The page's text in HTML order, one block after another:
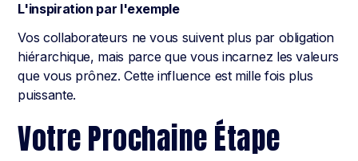
L'inspiration par l'exemple
Vos collaborateurs ne vous suivent plus par obligation
hiérarchique, mais parce que vous incarnez les valeurs
que vous prônez. Cette influence est mille fois plus
puissante.
Votre Prochaine Étape